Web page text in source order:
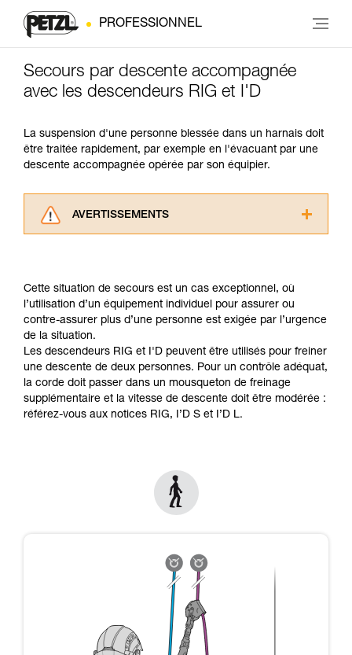
PROFESSIONNEL
Secours par descente accompagnée
avec les descendeurs RIG et I'D
La suspension d'une personne blessée dans un harnais doit
être traitée rapidement, par exemple en l'évacuant par une
descente accompagnée opérée par son équipier.
AVERTISSEMENTS
informations de la notice technique pour
pouvoir comprendre ce complément
d’informations.
Maîtriser ces techniques nécessite une
formation et un entraînement spécifique. Validez
avec un professionnel votre capacité à refaire
la manipulation, seul, en toute sécurité, avant
de la reproduire en autonomie.
Nous donnons des exemples de techniques
Cette situation de secours est un cas exceptionnel, où
l’utilisation d’un équipement individuel pour assurer ou
contre-assurer plus d’une personne est exigée par l’urgence
de la situation.
Les descendeurs RIG et I'D peuvent être utilisés pour freiner
une descente de deux personnes. Pour un contrôle adéquat,
la corde doit passer dans un mousqueton de freinage
supplémentaire et la vitesse de descente doit être modérée :
référez-vous aux notices RIG, I’D S et I’D L.